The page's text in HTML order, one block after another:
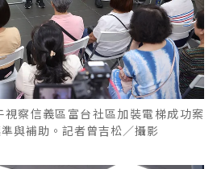
察信義區富台社區加裝電梯成功案
與補助。記者曾吉松／攝影